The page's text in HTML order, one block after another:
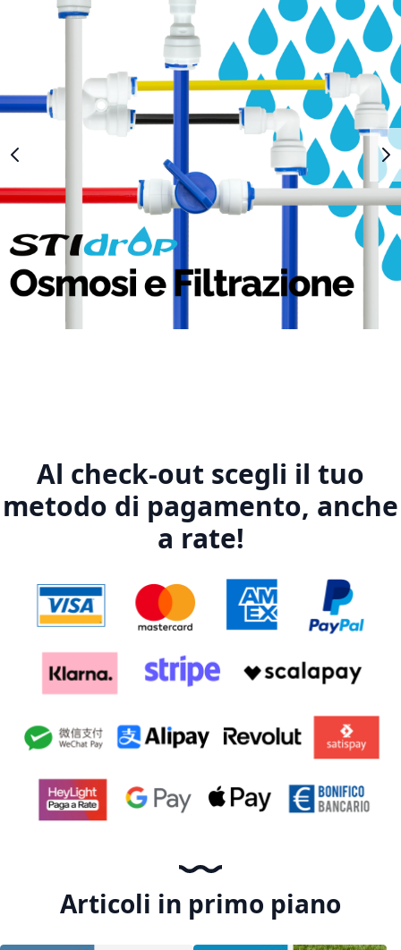
Al check-out scegli il tuo
metodo di pagamento, anche
a rate!
Articoli in primo piano